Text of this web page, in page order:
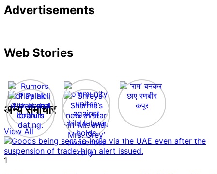
Advertisements
Web Stories
अन्य समाचार
View All
1